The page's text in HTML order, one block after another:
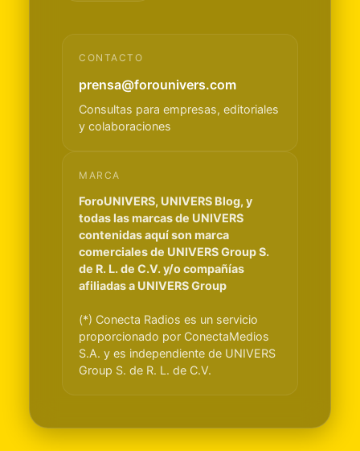
CONTACTO
prensa@forounivers.com
Consultas para empresas, editoriales
y colaboraciones
MARCA
ForoUNIVERS, UNIVERS Blog, y
todas las marcas de UNIVERS
contenidas aquí son marca
comerciales de UNIVERS Group S.
de R. L. de C.V. y/o compañías
afiliadas a UNIVERS Group
(*) Conecta Radios es un servicio
proporcionado por ConectaMedios
S.A. y es independiente de UNIVERS
Group S. de R. L. de C.V.